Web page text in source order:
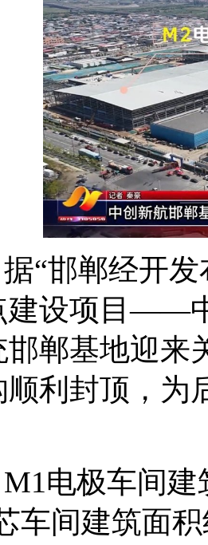
“邯郸经开
建设项目——
郸基地迎来
顺利封顶，为
电极车间
车间建筑面